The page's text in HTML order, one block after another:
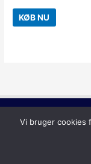
KØB NU
Vi bruger cookies